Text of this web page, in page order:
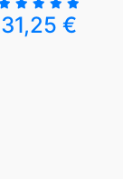
31,25 €